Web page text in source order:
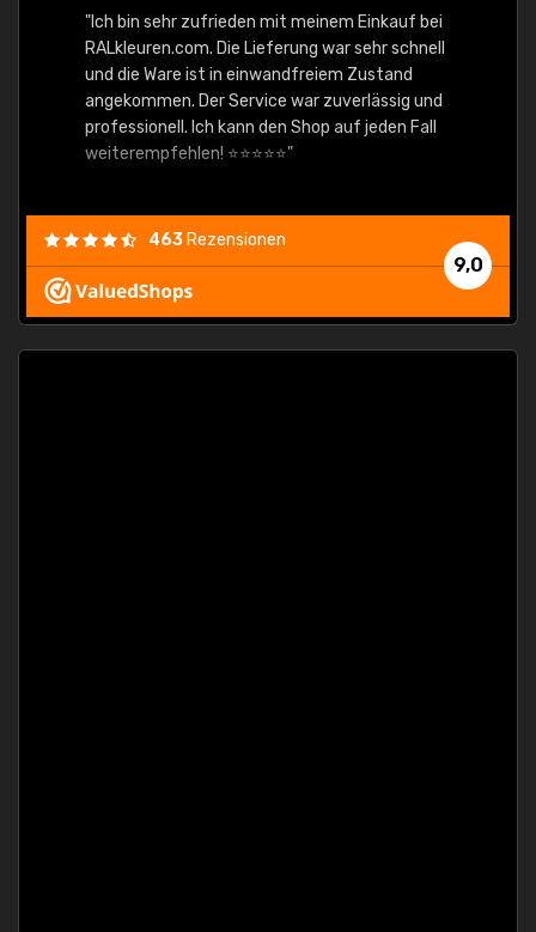
"Ich bin sehr zufrieden mit meinem Einkauf bei
RALkleuren.com. Die Lieferung war sehr schnell
und die Ware ist in einwandfreiem Zustand
angekommen. Der Service war zuverlässig und
professionell. Ich kann den Shop auf jeden Fall
weiterempfehlen! ⭐⭐⭐⭐⭐"
9,0
463 Rezensionen